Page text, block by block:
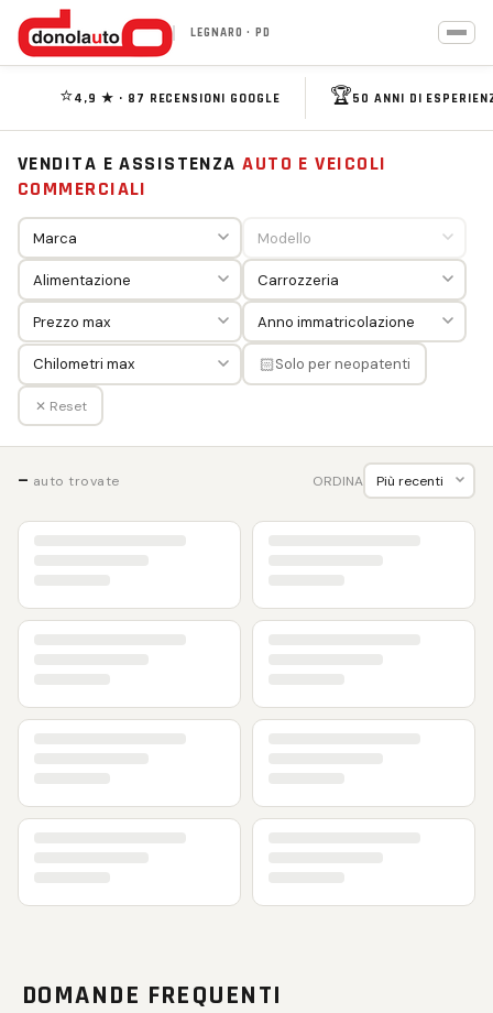
LEGNARO · PD
⭐4,9 ★ · 87 RECENSIONI GOOGLE 🏆50 ANNI DI
VENDITA E ASSISTENZAAUTO E VEICOLI
COMMERCIALI
🏻Solo per neopatenti
✕ Reset
— auto trovate ORDINA
DOMANDE FREQUENTI